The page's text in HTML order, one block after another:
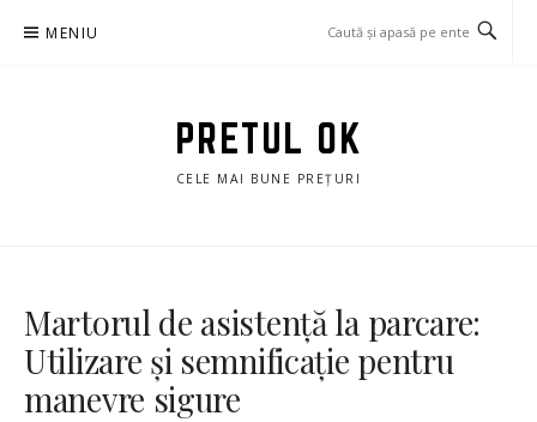
MENIU
PRETUL OK
CELE MAI BUNE PREȚURI
Martorul de asistență la parcare:
Utilizare și semnificație pentru
manevre sigure